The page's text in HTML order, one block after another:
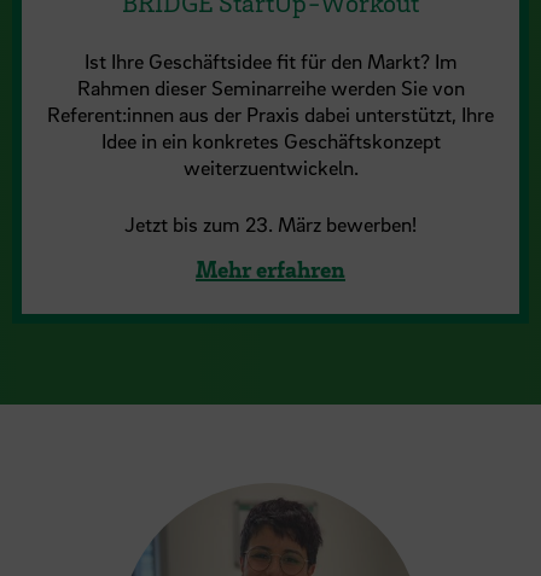
Ist Ihre Geschäftsidee fit für den Markt? Im
Rahmen dieser Seminarreihe werden Sie von
Referent:innen aus der Praxis dabei unterstützt, Ihre
Idee in ein konkretes Geschäftskonzept
weiterzuentwickeln.
Jetzt bis zum 23. März bewerben!
Mehr erfahren